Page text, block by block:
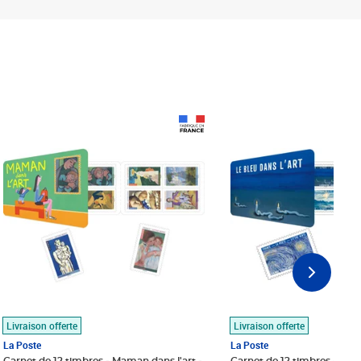
Livraison offerte
La Poste
Livraison offerte
La Poste